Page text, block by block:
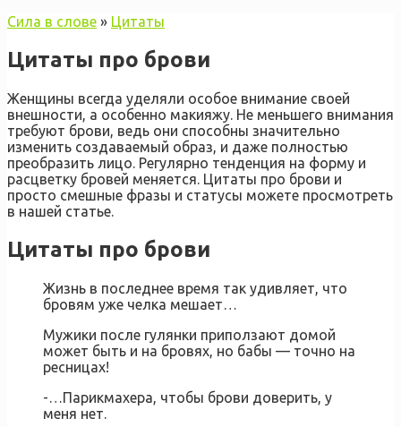
Сила в слове » Цитаты
Цитаты про брови
Женщины всегда уделяли особое внимание своей
внешности, а особенно макияжу. Не меньшего внимания
требуют брови, ведь они способны значительно
изменить создаваемый образ, и даже полностью
преобразить лицо. Регулярно тенденция на форму и
расцветку бровей меняется. Цитаты про брови и
просто смешные фразы и статусы можете просмотреть
в нашей статье.
Цитаты про брови
Жизнь в последнее время так удивляет, что
бровям уже челка мешает…
Мужики после гулянки приползают домой
может быть и на бровях, но бабы — точно на
ресницах!
-…Парикмахера, чтобы брови доверить, у
меня нет.